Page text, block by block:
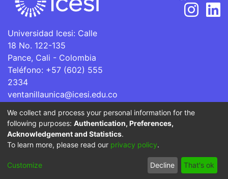
Universidad Icesi: Calle
18 No. 122-135
Pance, Cali - Colombia
Teléfono: +57 (602) 555
2334
ventanillaunica@icesi.edu.co
La Universidad Icesi es una Institución de Educación
Superior que se encuentra sujeta a inspección y vigilancia
por parte del Ministerio de Educación Nacional.
Cookie
End User
Agreement
Send
Feedback
We collect and process your personal information for the
following purposes: Authentication, Preferences,
Acknowledgement and Statistics.
To learn more, please read our privacy policy.
Customize Decline That's ok